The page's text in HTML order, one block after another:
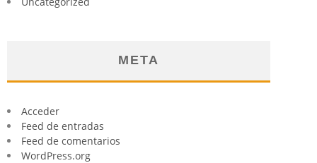
META
Acceder
Feed de entradas
Feed de comentarios
WordPress.org